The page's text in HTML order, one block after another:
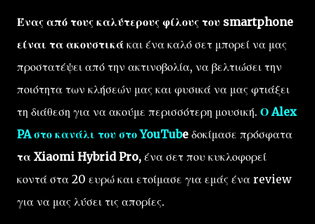
Ένας από τους καλύτερους φίλους του smartphone
είναι τα ακουστικά και ένα καλό σετ μπορεί να μας
προστατέψει από την ακτινοβολία, να βελτιώσει την
ποιότητα των κλήσεών μας και φυσικά να μας φτιάξει
τη διάθεση για να ακούμε περισσότερη μουσική. Ο Alex
PA στο κανάλι του στο YouTube δοκίμασε πρόσφατα
τα Xiaomi Hybrid Pro, ένα σετ που κυκλοφορεί
κοντά στα 20 ευρώ και ετοίμασε για εμάς ένα review
για να μας λύσει τις απορίες.